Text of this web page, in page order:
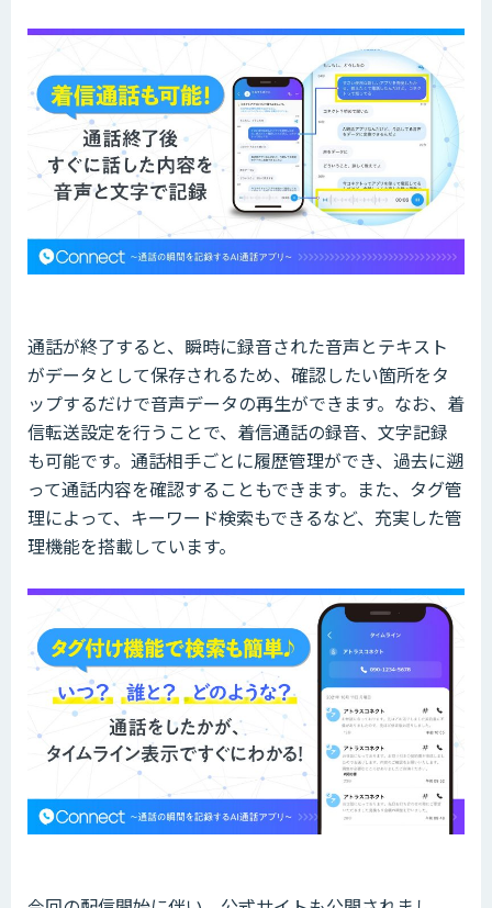
通話が終了すると、瞬時に録音された音声とテキスト
がデータとして保存されるため、確認したい箇所をタ
ップするだけで音声データの再生ができます。なお、着
信転送設定を行うことで、着信通話の録音、文字記録
も可能です。通話相手ごとに履歴管理ができ、過去に遡
って通話内容を確認することもできます。また、タグ管
理によって、キーワード検索もできるなど、充実した管
理機能を搭載しています。